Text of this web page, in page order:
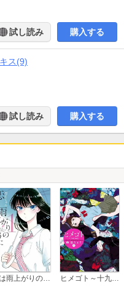
試し読み 購入する
ス(9)
試し読み 購入する
恋は雨上がりのように ヒメゴト～十九歳の制服～